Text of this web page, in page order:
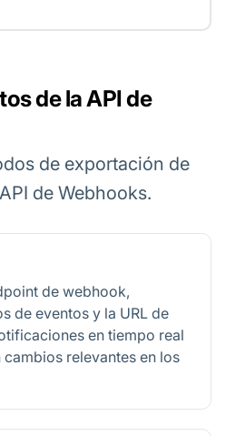
de la API de
de exportación de
de Webhooks.
de webhook,
de eventos y la URL de
en tiempo real
relevantes en los